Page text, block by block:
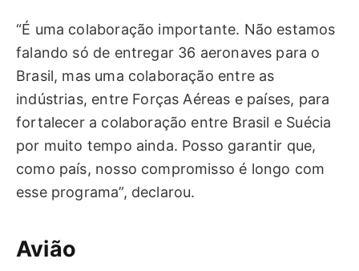
“É uma colaboração importante. Não estamos
falando só de entregar 36 aeronaves para o
Brasil, mas uma colaboração entre as
indústrias, entre Forças Aéreas e países, para
fortalecer a colaboração entre Brasil e Suécia
por muito tempo ainda. Posso garantir que,
como país, nosso compromisso é longo com
esse programa”, declarou.
Avião